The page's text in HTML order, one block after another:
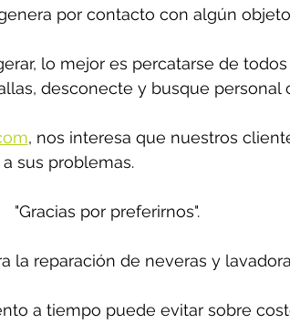
por contacto con algún
lo mejor es percatarse de
desconecte y busque personal
, nos interesa que nuestros
sus problemas.
"Gracias por preferirnos".
la reparación de neveras y
a tiempo puede evitar sobre